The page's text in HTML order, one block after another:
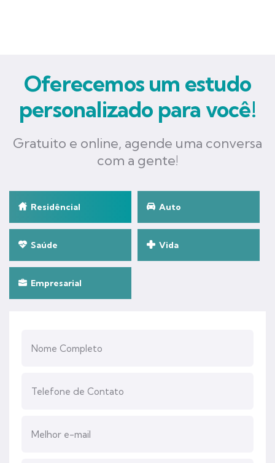
Oferecemos um estudo
personalizado para você!
Gratuito e online, agende uma conversa
com a gente!
Residêncial Auto
Saúde Vida
Empresarial